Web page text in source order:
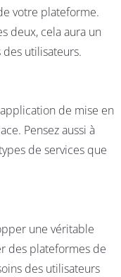
votre plateforme.
deux, cela aura un
utilisateurs.
de mise en
Pensez aussi à
de services que
une véritable
des plateformes de
des utilisateurs